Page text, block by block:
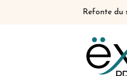
Refonte du site web en cours !